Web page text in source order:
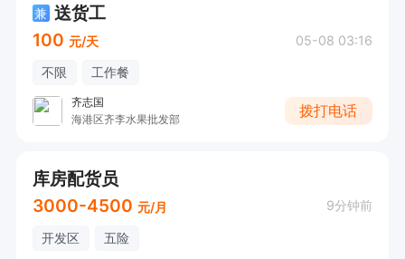
兼 送货工
100 元/天 05-08 03:16
不限 工作餐
齐志国
海港区齐李水果批发部
拨打电话
库房配货员
3000-4500 元/月 9分钟前
开发区 五险